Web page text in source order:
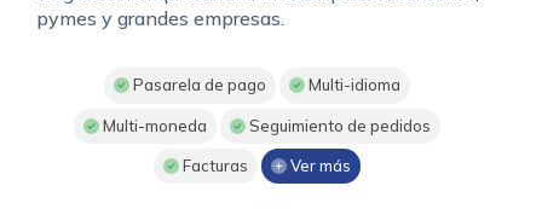
pymes y grandes empresas.
Pasarela de pago Multi-idioma
Multi-moneda Seguimiento de pedidos
Facturas Ver más